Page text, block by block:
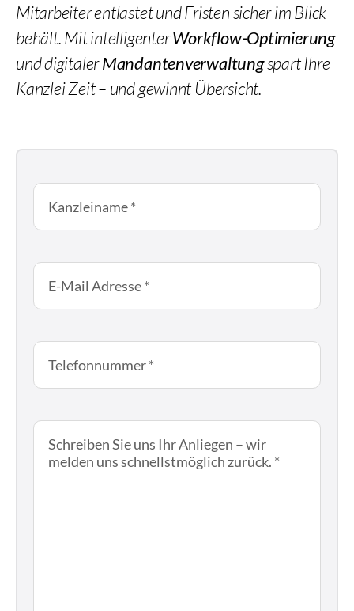
Mitarbeiter entlastet und Fristen sicher im Blick
behält. Mit intelligenterWorkflow-Optimierung
und digitalerMandantenverwaltungspart Ihre
Kanzlei Zeit – und gewinnt Übersicht.